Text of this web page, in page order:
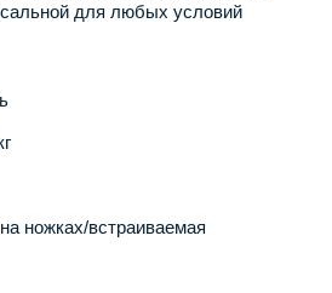
для любых условий
ножках/встраиваемая